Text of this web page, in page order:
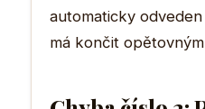
automaticky
má končit